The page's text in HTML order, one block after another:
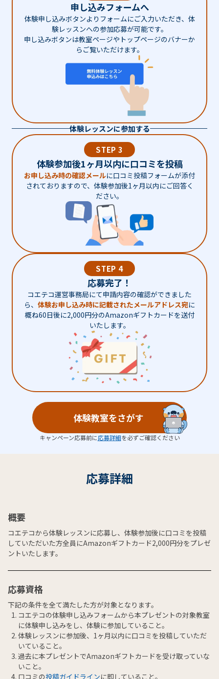
申し込みフォームへ
体験申し込みボタンよりフォームにご入力いただき、体
験レッスンへの参加応募が可能です。
申し込みボタンは教室ページやトップページのバナーか
らご覧いただけます。
体験レッスンに参加する
STEP 3
体験参加後1ヶ月以内に口コミを投稿
お申し込み時の確認メールに口コミ投稿フォームが添付
されておりますので、体験参加後1ヶ月以内にご回答く
ださい。
STEP 4
応募完了！
コエテコ運営事務局にて申請内容の確認ができました
ら、 体験お申し込み時に記載されたメールアドレス宛に
概ね60日後に2,000円分のAmazonギフトカードを送付
いたします。
体験教室をさがす
キャンペーン応募前に応募詳細を必ずご確認ください
応募詳細
概要
コエテコから体験レッスンに応募し、体験参加後に口コミを投稿
していただいた方全員にAmazonギフトカード2,000円分をプレゼ
ントいたします。
応募資格
下記の条件を全て満たした方が対象となります。
コエテコの体験申し込みフォームから本プレゼントの対象教室
に体験申し込みをし、体験に参加していること。
体験レッスンに参加後、1ヶ月以内に口コミを投稿していただ
いていること。
過去に本プレゼントでAmazonギフトカードを受け取っていな
いこと。
口コミの投稿ガイドラインに即していること。